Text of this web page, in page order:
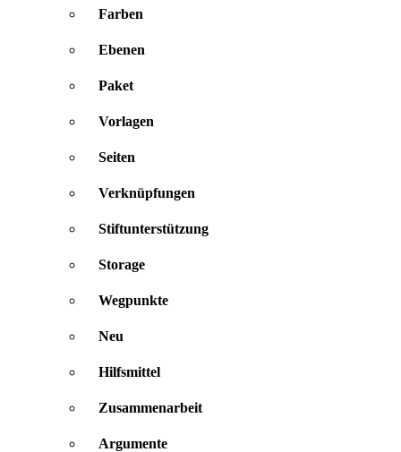
Farben
Ebenen
Paket
Vorlagen
Seiten
Verknüpfungen
Stiftunterstützung
Storage
Wegpunkte
Neu
Hilfsmittel
Zusammenarbeit
Argumente